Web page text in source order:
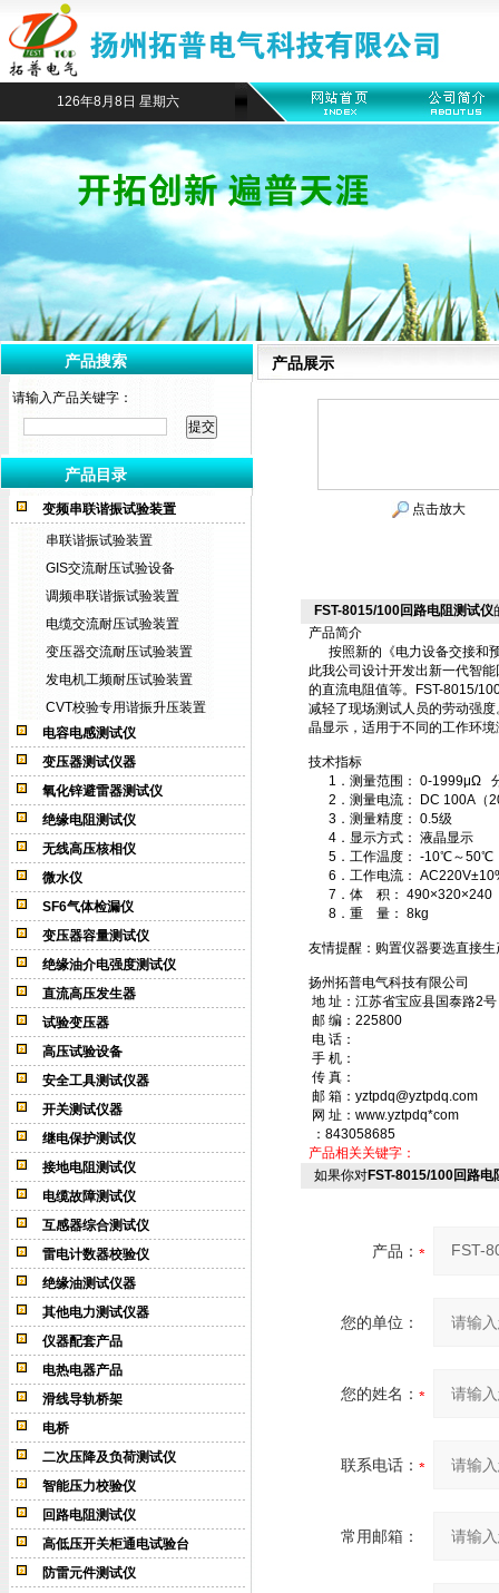
126年8月8日 星期六
产品搜索
请输入产品关键字：
产品目录
变频串联谐振试验装置
串联谐振试验装置
GIS交流耐压试验设备
调频串联谐振试验装置
电缆交流耐压试验装置
变压器交流耐压试验装置
发电机工频耐压试验装置
CVT校验专用谐振升压装置
电容电感测试仪
变压器测试仪器
氧化锌避雷器测试仪
绝缘电阻测试仪
无线高压核相仪
微水仪
SF6气体检漏仪
变压器容量测试仪
绝缘油介电强度测试仪
直流高压发生器
试验变压器
高压试验设备
安全工具测试仪器
开关测试仪器
继电保护测试仪
接地电阻测试仪
电缆故障测试仪
互感器综合测试仪
雷电计数器校验仪
绝缘油测试仪器
其他电力测试仪器
仪器配套产品
电热电器产品
滑线导轨桥架
电桥
二次压降及负荷测试仪
智能压力校验仪
回路电阻测试仪
高低压开关柜通电试验台
防雷元件测试仪
产品展示
点击放大
FST-8015/100回路电阻测试仪
产品简介
按照新的《电力设备交接和
此我公司设计开发出新一代智
的直流电阻值等。FST-8015/
减轻了现场测试人员的劳动强
晶显示，适用于不同的工作环
技术指标
1．测量范围： 0-1999μΩ
2．测量电流： DC 100A（
3．测量精度： 0.5级
4．显示方式： 液晶显示
5．工作温度： -10℃～50℃
6．工作电流：
7．体 积： 490×320×240
8．重 量： 8kg
友情提醒：购置仪器要选直接
扬州拓普电气科技有限公司
地 址：江苏省宝应县国泰路2号
邮 编：225800
电 话：
手 机：
传 真：
邮 箱：yztpdq@yztpdq.com
网 址：www.yztpdq*com
：843058685
产品相关关键字：
如果你对FST-8015/100回路电
产品：
您的单位：
您的姓名：
联系电话：
常用邮箱：